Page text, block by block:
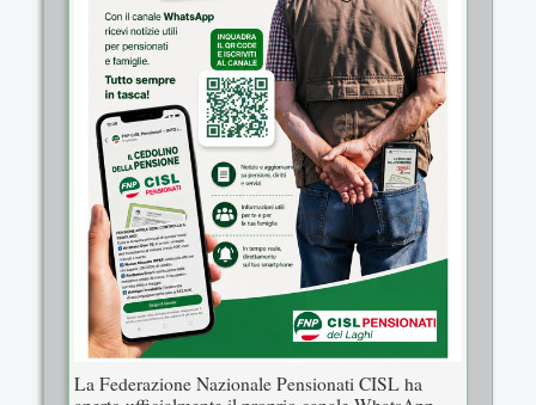
La Federazione Nazionale Pensionati CISL ha